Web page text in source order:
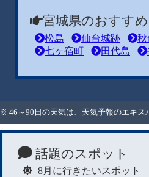
宮城県のおすす
松島 仙台城跡 秋
七ヶ宿町
田代島
※ 46～90日の天気は、天気予報のエキス
話題のスポット
8月に行きたいスポット